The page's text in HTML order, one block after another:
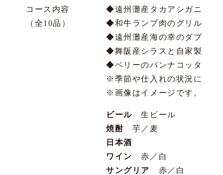
コース内容
（全10品）
◆遠州灘産タカアシガニとそ
◆和牛ランプ肉のグリル ト
◆遠州灘産海の幸のダブルス
◆舞阪産シラスと自家製生カ
◆ベリーのパンナコッタ プ
※季節や仕入れの状況により
※画像はイメージです。
ビール 生ビール
焼酎 芋／麦
日本酒
ワイン
赤／白
サングリア
赤／白